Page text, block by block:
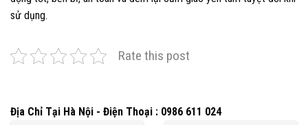
sử dụng.
Rate this post
Địa Chỉ Tại Hà Nội - Điện Thoại : 0986 611 024